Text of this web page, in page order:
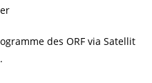
des ORF via Satellit